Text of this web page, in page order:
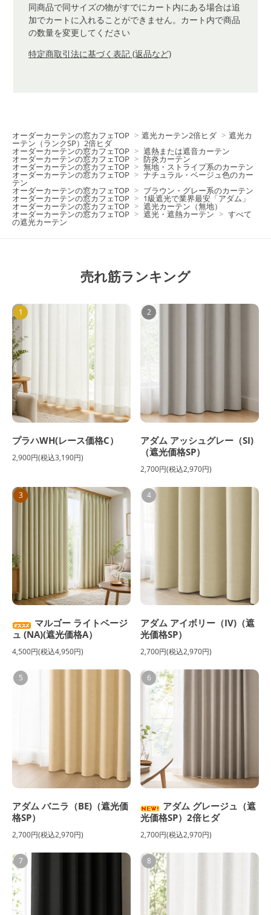
同商品で同サイズの物がすでにカート内にある場合は追
加でカートに入れることができません。カート内で商品
の数量を変更してください
特定商取引法に基づく表記 (返品など)
オーダーカーテンの窓カフェTOP > 遮光カーテン2倍ヒダ > 遮光カ
ーテン（ランクSP）2倍ヒダ
オーダーカーテンの窓カフェTOP > 遮熱または遮音カーテン
オーダーカーテンの窓カフェTOP > 防炎カーテン
オーダーカーテンの窓カフェTOP > 無地・ストライプ系のカーテン
オーダーカーテンの窓カフェTOP > ナチュラル・ベージュ色のカー
テン
オーダーカーテンの窓カフェTOP > ブラウン・グレー系のカーテン
オーダーカーテンの窓カフェTOP > 1級遮光で業界最安「アダム」
オーダーカーテンの窓カフェTOP > 遮光カーテン（無地）
オーダーカーテンの窓カフェTOP > 遮光・遮熱カーテン > すべて
の遮光カーテン
売れ筋ランキング
1
プラハWH(レース価格C）
2,900円(税込3,190円)
2
アダム アッシュグレー（SI)
（遮光価格SP）
2,700円(税込2,970円)
3
マルゴー ライトベージ
ュ (NA)(遮光価格A）
4,500円(税込4,950円)
4
アダム アイボリー（IV)（遮
光価格SP）
2,700円(税込2,970円)
5
アダム バニラ（BE)（遮光価
格SP）
2,700円(税込2,970円)
6
アダム グレージュ（遮
光価格SP）2倍ヒダ
2,700円(税込2,970円)
7 8